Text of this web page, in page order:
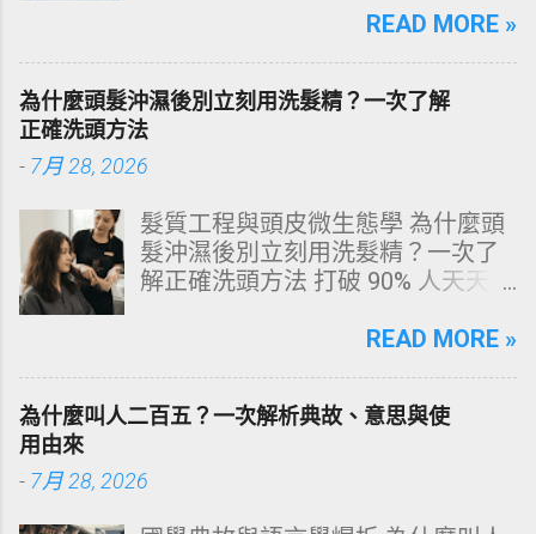
文由專業牙科思維出發，深度剖析
源性染色成因，並提供精準有效的
改善與美白對策。 📋 文章快速導覽
目錄 一、 牙齒顏色的生物學本質：
琺瑯質與象牙質 二、 牙齒變黃的10
源性變色的自我檢視 四、 5大專業
牙醫美白療程評估與比較 五、 避坑
指南：破除3大網路美白偏方迷思
理策略 一、 牙齒顏色的生物學本
何泛黃，首先必須釐清牙齒的硬組
織構造。牙齒最外層是由高度鈣化
（Enamel，又稱牙釉質） ，而包裹
READ MORE »
為什麼頭髮沖濕後別立刻用洗髮精？一次了解
正確洗頭方法
- 7月 28, 2026
髮質工程與頭皮微生態學 為什麼頭
髮沖濕後別立刻用洗髮精？一次了
解正確洗頭方法 打破 90% 人天天在
構化思維，拆解頭皮清潔的物理與
康髮質。 💡 理性思維考題：你是否
天天洗頭，頭皮卻依然半天就出
數人的頭皮問題，並不是洗髮精買
READ MORE »
為什麼叫人二百五？一次解析典故、意思與使
用由來
- 7月 28, 2026